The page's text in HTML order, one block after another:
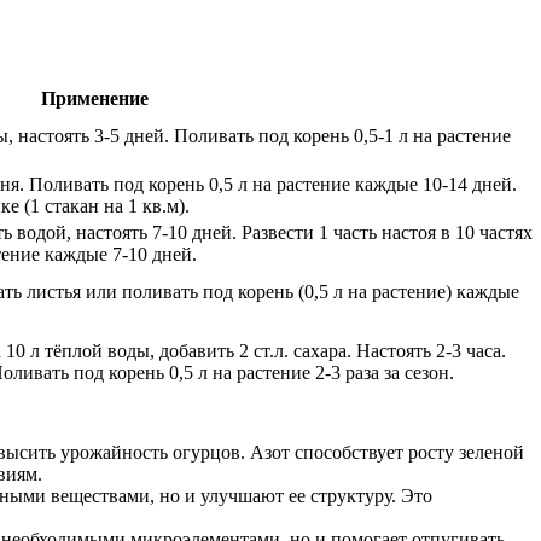
Применение
настоять 3-5 дней. Поливать под корень 0,5-1 л на растение
Поливать под корень 0,5 л на растение каждые 10-14 дней.
(1 стакан на 1 кв.м).
настоять 7-10 дней. Развести 1 часть настоя в 10 частях
каждые 7-10 дней.
листья или поливать под корень (0,5 л на растение) каждые
л тёплой воды, добавить 2 ст.л. сахара. Настоять 2-3 часа.
под корень 0,5 л на растение 2-3 раза за сезон.
урожайность огурцов. Азот способствует росту зеленой
веществами, но и улучшают ее структуру. Это